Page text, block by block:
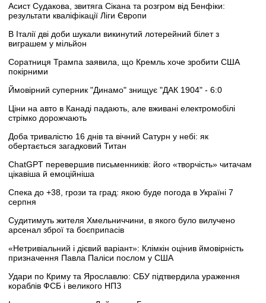
Асист Судакова, звитяга Сікана та розгром від Бенфіки:
результати кваліфікації Ліги Європи
В Італії дві доби шукали викинутий лотерейний білет з
виграшем у мільйон
Соратниця Трампа заявила, що Кремль хоче зробити США
покірними
Ймовірний суперник "Динамо" знищує "ДАК 1904" - 6:0
Ціни на авто в Канаді падають, але вживані електромобілі
стрімко дорожчають
Доба тривалістю 16 днів та вічний Сатурн у небі: як
обертається загадковий Титан
ChatGPT перевершив письменників: його «творчість» читачам
цікавіша й емоційніша
Спека до +38, грози та град: якою буде погода в Україні 7
серпня
Судитимуть жителя Хмельниччини, в якого було вилучено
арсенал зброї та боєприпасів
«Нетривіальний і дієвий варіант»: Клімкін оцінив ймовірність
призначення Павла Паліси послом у США
Удари по Криму та Ярославлю: СБУ підтвердила ураження
кораблів ФСБ і великого НПЗ